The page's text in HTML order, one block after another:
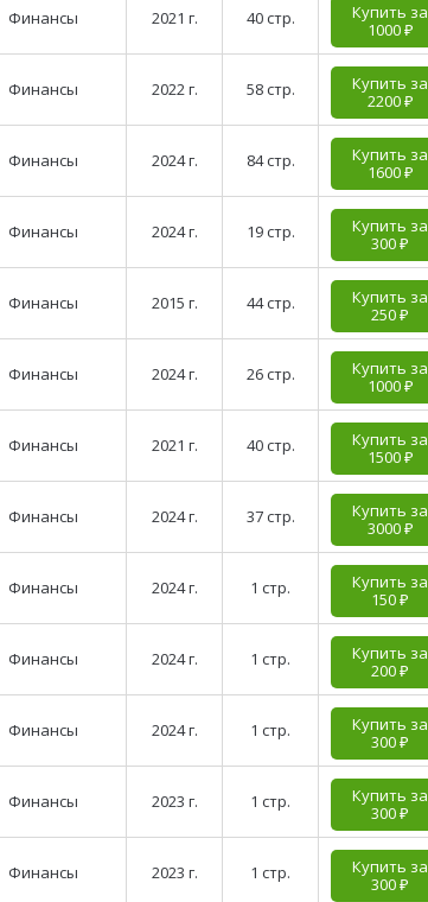
Финансы 2021 г. 40 стр.
Купить за
1000 ₽
Финансы 2022 г. 58 стр.
Купить за
2200 ₽
Финансы 2024 г. 84 стр.
Купить за
1600 ₽
Финансы 2024 г. 19 стр.
Купить за
300 ₽
Финансы 2015 г. 44 стр.
Купить за
250 ₽
Финансы 2024 г. 26 стр.
Купить за
1000 ₽
Финансы 2021 г. 40 стр.
Купить за
1500 ₽
Финансы 2024 г. 37 стр.
Купить за
3000 ₽
Финансы 2024 г. 1 стр.
Купить за
150 ₽
Финансы 2024 г. 1 стр.
Купить за
200 ₽
Финансы 2024 г. 1 стр.
Купить за
300 ₽
Финансы 2023 г. 1 стр.
Купить за
300 ₽
Финансы 2023 г. 1 стр.
Купить за
300 ₽